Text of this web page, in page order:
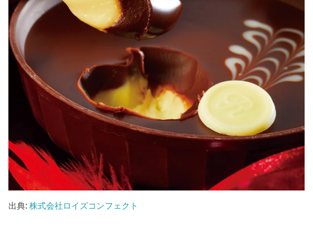
出典:株式会社ロイズコンフェクト